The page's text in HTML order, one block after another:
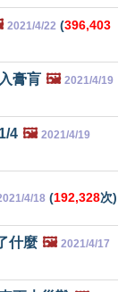
2021/4/22 (396,403
膏肓 🖼️ 2021/4/19
4 🖼️ 2021/4/19
4/18 (192,328次)
什麼 🖼️ 2021/4/17